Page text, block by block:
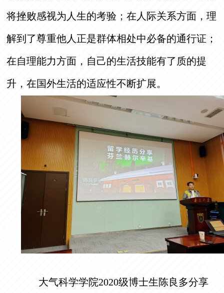
将挫败感视为人生的考验；在人际关系方面，理
解到了尊重他人正是群体相处中必备的通行证；
在自理能力方面，自己的生活技能有了质的提
升，在国外生活的适应性不断扩展。
大气科学学院2020级博士生陈良多分享